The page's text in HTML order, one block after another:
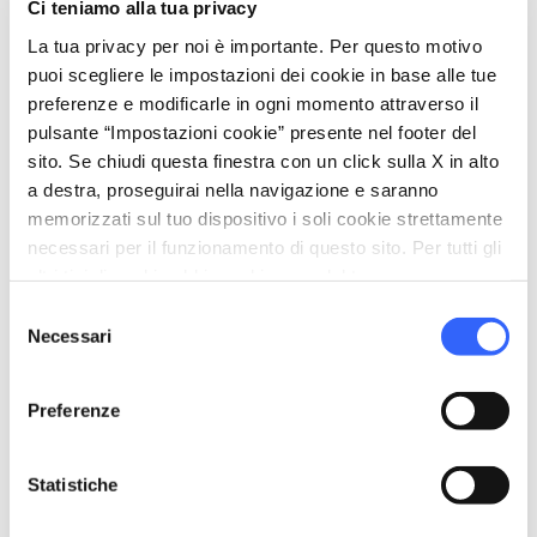
Ci teniamo alla tua privacy
La tua privacy per noi è importante. Per questo motivo
puoi scegliere le impostazioni dei cookie in base alle tue
preferenze e modificarle in ogni momento attraverso il
pulsante “Impostazioni cookie” presente nel footer del
sito. Se chiudi questa finestra con un click sulla X in alto
a destra, proseguirai nella navigazione e saranno
memorizzati sul tuo dispositivo i soli cookie strettamente
necessari per il funzionamento di questo sito. Per tutti gli
delNecessari
Preferenze
Statistiche
home
Fiesole
50014 Fiesole FI, Italia
language Sito web
https://www.fiesoleforyou.it/museo-ban
dini/ open_in_new
chevron_right
restaurant Dove mangiare chevron_right
holiday_village chevron_right